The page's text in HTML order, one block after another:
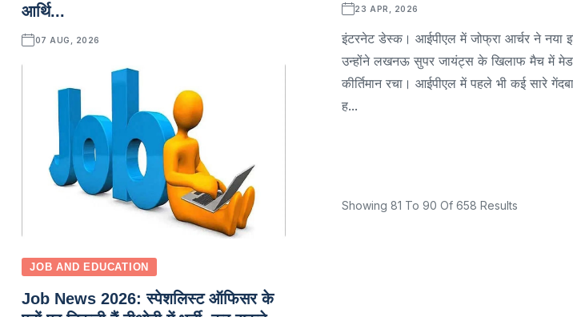
23 APR, 2026
इंटरनेट डेस्क। आईपीएल में जोफ्रा आर्चर ने नया
उन्होंने लखनऊ सुपर जायंट्स के खिलाफ मैच में
कीर्तिमान रचा। आईपीएल में पहले भी कई सारे
ह...
Showing 81 To 90 Of 658 Results
आर्थि...
07 AUG, 2026
JOB AND EDUCATION
Job News 2026: स्पेशलिस्ट ऑफिसर के